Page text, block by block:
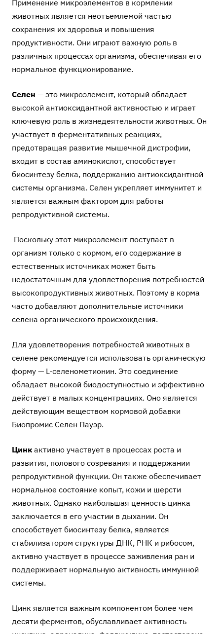
Применение микроэлементов в кормлении
животных является неотъемлемой частью
сохранения их здоровья и повышения
продуктивности. Они играют важную роль в
различных процессах организма, обеспечивая его
нормальное функционирование.
Селен — это микроэлемент, который обладает
высокой антиоксидантной активностью и играет
ключевую роль в жизнедеятельности животных. Он
участвует в ферментативных реакциях,
предотвращая развитие мышечной дистрофии,
входит в состав аминокислот, способствует
биосинтезу белка, поддержанию антиоксидантной
системы организма. Селен укрепляет иммунитет и
является важным фактором для работы
репродуктивной системы.
Поскольку этот микроэлемент поступает в
организм только с кормом, его содержание в
естественных источниках может быть
недостаточным для удовлетворения потребностей
высокопродуктивных животных. Поэтому в корма
часто добавляют дополнительные источники
селена органического происхождения.
Для удовлетворения потребностей животных в
селене рекомендуется использовать органическую
форму — L-селенометионин. Это соединение
обладает высокой биодоступностью и эффективно
действует в малых концентрациях. Оно является
действующим веществом кормовой добавки
Биопромис Селен Пауэр.
Цинк активно участвует в процессах роста и
развития, полового созревания и поддержании
репродуктивной функции. Он также обеспечивает
нормальное состояние копыт, кожи и шерсти
животных. Однако наибольшая ценность цинка
заключается в его участии в дыхании. Он
способствует биосинтезу белка, является
стабилизатором структуры ДНК, РНК и рибосом,
активно участвует в процессе заживления ран и
поддерживает нормальную активность иммунной
системы.
Цинк является важным компонентом более чем
десяти ферментов, обуславливает активность